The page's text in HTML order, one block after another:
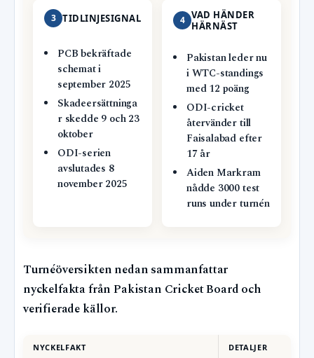
3 TIDLINJESIGNAL
PCB bekräftade
schemat i
september 2025
Skadeersättninga
r skedde 9 och 23
oktober
ODI-serien
avslutades 8
november 2025
4 VAD HÄNDER
HÄRNÄST
Pakistan leder nu
i WTC-standings
med 12 poäng
ODI-cricket
återvänder till
Faisalabad efter
17 år
Aiden Markram
nådde 3000 test
runs under turnén
Turnéöversikten nedan sammanfattar
nyckelfakta från Pakistan Cricket Board och
verifierade källor.
NYCKELFAKT DETALJER